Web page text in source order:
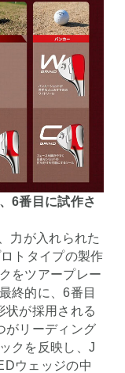
6番目に試作さ
力が入れられた
トタイプの製作
をツアープレー
終的に、6番目
状が採用される
がリーディング
クを反映し、J
ウェッジの中